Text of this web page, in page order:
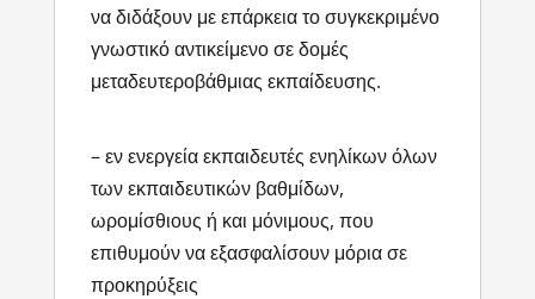
να διδάξουν με επάρκεια το συγκεκριμένο
γνωστικό αντικείμενο σε δομές
μεταδευτεροβάθμιας εκπαίδευσης.
– εν ενεργεία εκπαιδευτές ενηλίκων όλων
των εκπαιδευτικών βαθμίδων,
ωρομίσθιους ή και μόνιμους, που
επιθυμούν να εξασφαλίσουν μόρια σε
προκηρύξεις